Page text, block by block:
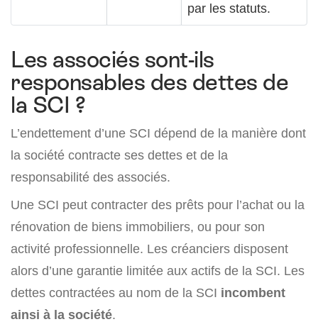
par les statuts.
Les associés sont-ils
responsables des dettes de
la SCI ?
L’endettement d’une SCI dépend de la manière dont
la société contracte ses dettes et de la
responsabilité des associés.
Une SCI peut contracter des prêts pour l’achat ou la
rénovation de biens immobiliers, ou pour son
activité professionnelle. Les créanciers disposent
alors d’une garantie limitée aux actifs de la SCI. Les
dettes contractées au nom de la SCI incombent
ainsi à la société.